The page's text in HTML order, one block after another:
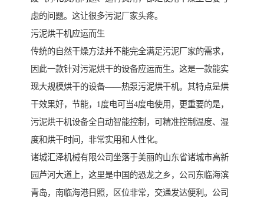
虑的问题。这让很多污泥厂家头疼。
污泥烘干机应运而生
传统的自然干燥方法并不能完全满足污泥厂家的需求，
因此一款针对污泥烘干的设备应运而生。这是一款能实
现大规模烘干的设备——热泵污泥烘干机。其特点是烘
干效果好，节能，1度电可当4度电使用，更重要的是，
污泥烘干机设备全自动智能控制，可精准控制温度、湿
度和烘干时间，非常实用和人性化。
诸城汇泽机械有限公司坐落于美丽的山东省诸城市高新
园芦河大道上，这里是中国的恐龙之乡，公司东临海滨
青岛，南临海港日照，区位非常，交通发达便利。公司